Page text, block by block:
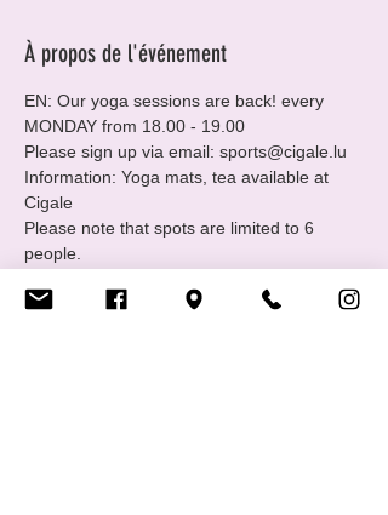
À propos de l'événement
EN: Our yoga sessions are back! every
MONDAY from 18.00 - 19.00
Please sign up via email: sports@cigale.lu
Information: Yoga mats, tea available at
Cigale
Please note that spots are limited to 6
people.
Notre Dame, 2240 Luxembourg - 2nd floor.